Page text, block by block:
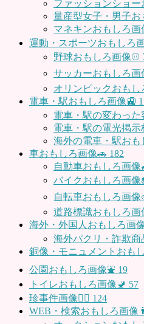
ファッションショ
量産型女子・男子お
マネキンおもしろ画
運動・スポーツおもしろ
野球おもしろ画像⚾
サッカーおもしろ画
オリンピックおもし
電車・駅おもしろ画像🚉
電車・駅の変わった
電車・駅の電光掲示
海外の電車・駅おも
車おもしろ画像🚗 182
自動車おもしろ画像
バイクおもしろ画
自転車おもしろ画像
道路標識おもしろ画
海外・外国人おもしろ画
海外パクリ・詐欺商
銅像・モニュメントおも
公園おもしろ画像⛲️ 19
トイレおもしろ画像🚽 57
珍事件画像👮‍♂️ 124
WEB・検索おもしろ画像